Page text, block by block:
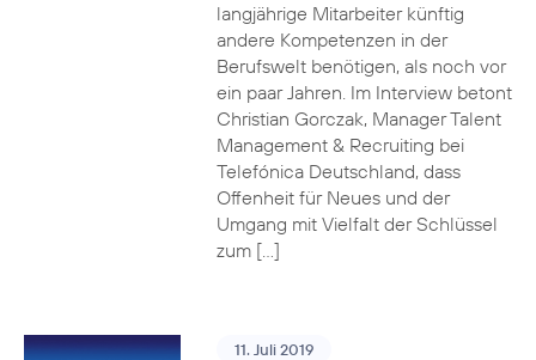
langjährige Mitarbeiter künftig
andere Kompetenzen in der
Berufswelt benötigen, als noch vor
ein paar Jahren. Im Interview betont
Christian Gorczak, Manager Talent
Management & Recruiting bei
Telefónica Deutschland, dass
Offenheit für Neues und der
Umgang mit Vielfalt der Schlüssel
zum […]
11. Juli 2019